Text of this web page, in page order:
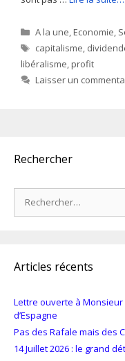
Catégories
A la une,Economie,
Étiquettes
capitalisme,
libéralisme,profit
Laisser un
Rechercher
Articles récents
Lettre ouverte à
d’Espagne
Pas des Rafale mais des
14 Juillet 2026 : le grand